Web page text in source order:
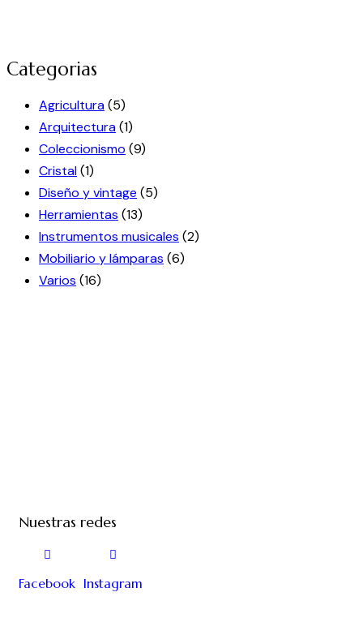
Categorias
Agricultura(5)
Arquitectura(1)
Coleccionismo (9)
Cristal(1)
Diseño y vintage (5)
Herramientas (13)
Instrumentos musicales (2)
Mobiliario y lámparas (6)
Varios (16)
Nuestras redes
Facebook Instagram